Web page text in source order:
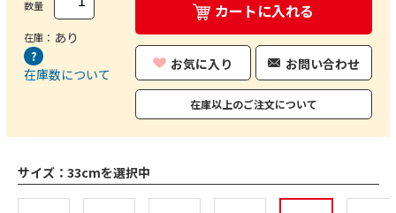
数量
在庫： あり
在庫数について
カートに入れる
お気に入り お問い合わせ
在庫以上のご注文について
サイズ： 33cmを選択中